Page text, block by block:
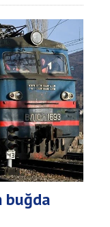
buğda